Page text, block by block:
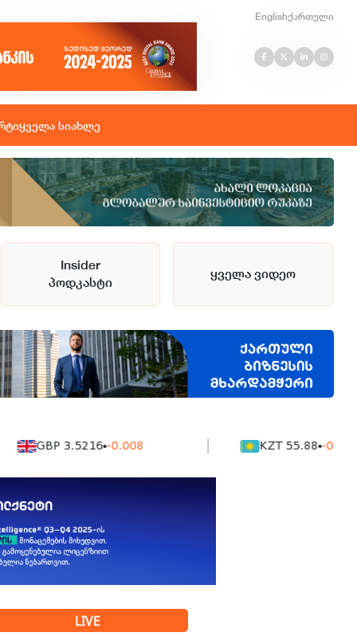
Englishქართული
ყველა სიახლე
Insider
პოდკასტი
ყველა ვიდეო
GBP 3.5216 -0.008 KZT 55.88 -0.0016
LIVE